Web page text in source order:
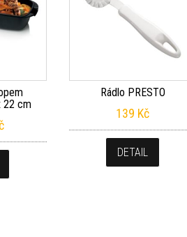
22 cm
Rádlo PRESTO
139 Kč
DETAIL